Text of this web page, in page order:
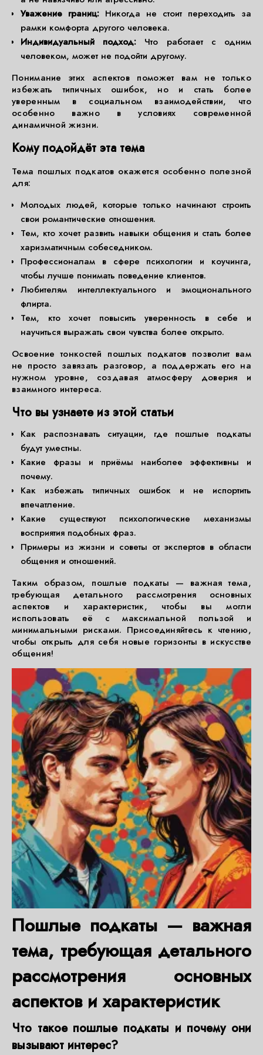
Уважение границ: Никогда не стоит переходить за
рамки комфорта другого человека.
Индивидуальный подход: Что работает с одним
человеком, может не подойти другому.
Понимание этих аспектов поможет вам не только
избежать типичных ошибок, но и стать более
уверенным в социальном взаимодействии, что
особенно важно в условиях современной
динамичной жизни.
Кому подойдёт эта тема
Тема пошлых подкатов окажется особенно полезной
для:
Молодых людей, которые только начинают строить
свои романтические отношения.
Тем, кто хочет развить навыки общения и стать более
харизматичным собеседником.
Профессионалам в сфере психологии и коучинга,
чтобы лучше понимать поведение клиентов.
Любителям интеллектуального и эмоционального
флирта.
Тем, кто хочет повысить уверенность в себе и
научиться выражать свои чувства более открыто.
Освоение тонкостей пошлых подкатов позволит вам
не просто завязать разговор, а поддержать его на
нужном уровне, создавая атмосферу доверия и
взаимного интереса.
Что вы узнаете из этой статьи
Как распознавать ситуации, где пошлые подкаты
будут уместны.
Какие фразы и приёмы наиболее эффективны и
почему.
Как избежать типичных ошибок и не испортить
впечатление.
Какие существуют психологические механизмы
восприятия подобных фраз.
Примеры из жизни и советы от экспертов в области
общения и отношений.
Таким образом, пошлые подкаты — важная тема,
требующая детального рассмотрения основных
аспектов и характеристик, чтобы вы могли
использовать её с максимальной пользой и
минимальными рисками. Присоединяйтесь к чтению,
чтобы открыть для себя новые горизонты в искусстве
общения!
Пошлые подкаты — важная
тема, требующая детального
рассмотрения основных
аспектов и характеристик
Что такое пошлые подкаты и почему они
вызывают интерес?